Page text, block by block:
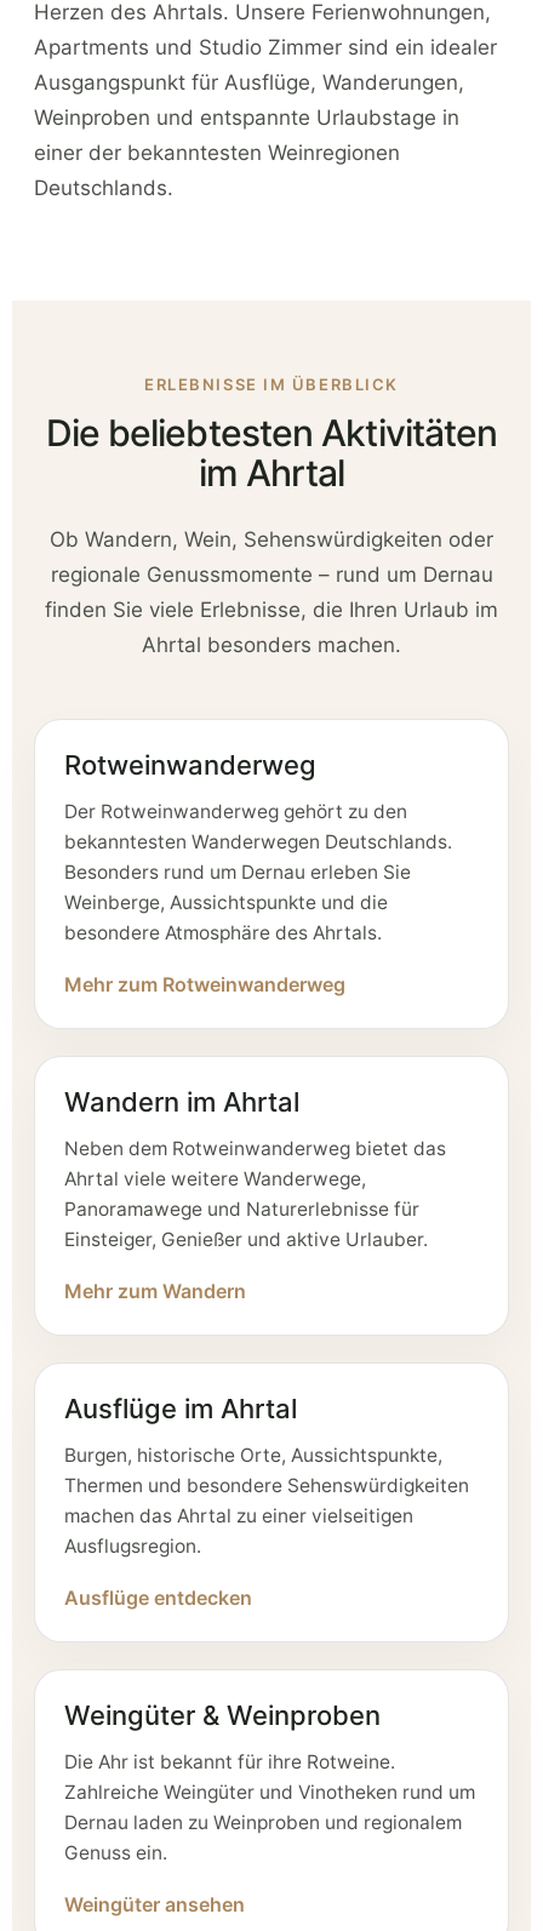
Herzen des Ahrtals. Unsere Ferienwohnungen,
Apartments und Studio Zimmer sind ein idealer
Ausgangspunkt für Ausflüge, Wanderungen,
Weinproben und entspannte Urlaubstage in
einer der bekanntesten Weinregionen
Deutschlands.
ERLEBNISSE IM ÜBERBLICK
Die beliebtesten Aktivitäten
im Ahrtal
Ob Wandern, Wein, Sehenswürdigkeiten oder
regionale Genussmomente – rund um Dernau
finden Sie viele Erlebnisse, die Ihren Urlaub im
Ahrtal besonders machen.
Rotweinwanderweg
Der Rotweinwanderweg gehört zu den
bekanntesten Wanderwegen Deutschlands.
Besonders rund um Dernau erleben Sie
Weinberge, Aussichtspunkte und die
besondere Atmosphäre des Ahrtals.
Mehr zum Rotweinwanderweg
Wandern im Ahrtal
Neben dem Rotweinwanderweg bietet das
Ahrtal viele weitere Wanderwege,
Panoramawege und Naturerlebnisse für
Einsteiger, Genießer und aktive Urlauber.
Mehr zum Wandern
Ausflüge im Ahrtal
Burgen, historische Orte, Aussichtspunkte,
Thermen und besondere Sehenswürdigkeiten
machen das Ahrtal zu einer vielseitigen
Ausflugsregion.
Ausflüge entdecken
Weingüter & Weinproben
Die Ahr ist bekannt für ihre Rotweine.
Zahlreiche Weingüter und Vinotheken rund um
Dernau laden zu Weinproben und regionalem
Genuss ein.
Weingüter ansehen